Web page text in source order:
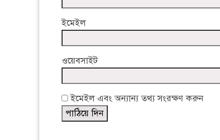
ইমেইল
ওয়েবসাইট
ইমেইল এবং অন্যান্য তথ্য সংরক্ষণ করুন